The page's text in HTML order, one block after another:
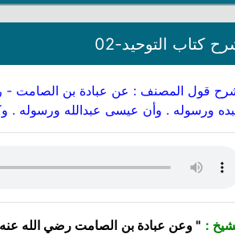
كتاب التوحيد-02
قول المصنف : عن عبادة بن الصامت -
ورسوله . وأن عيسى عبدالله ورسوله .
: " وعن عبادة بن الصامت رضي الله